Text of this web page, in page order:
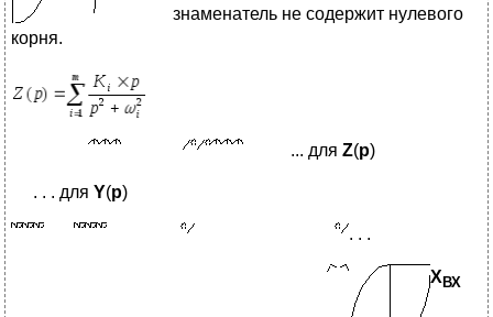
знаменатель не содержит нулевого
корня.
... для Z(p)
. . . для Y(p)
. . .
X ВХ